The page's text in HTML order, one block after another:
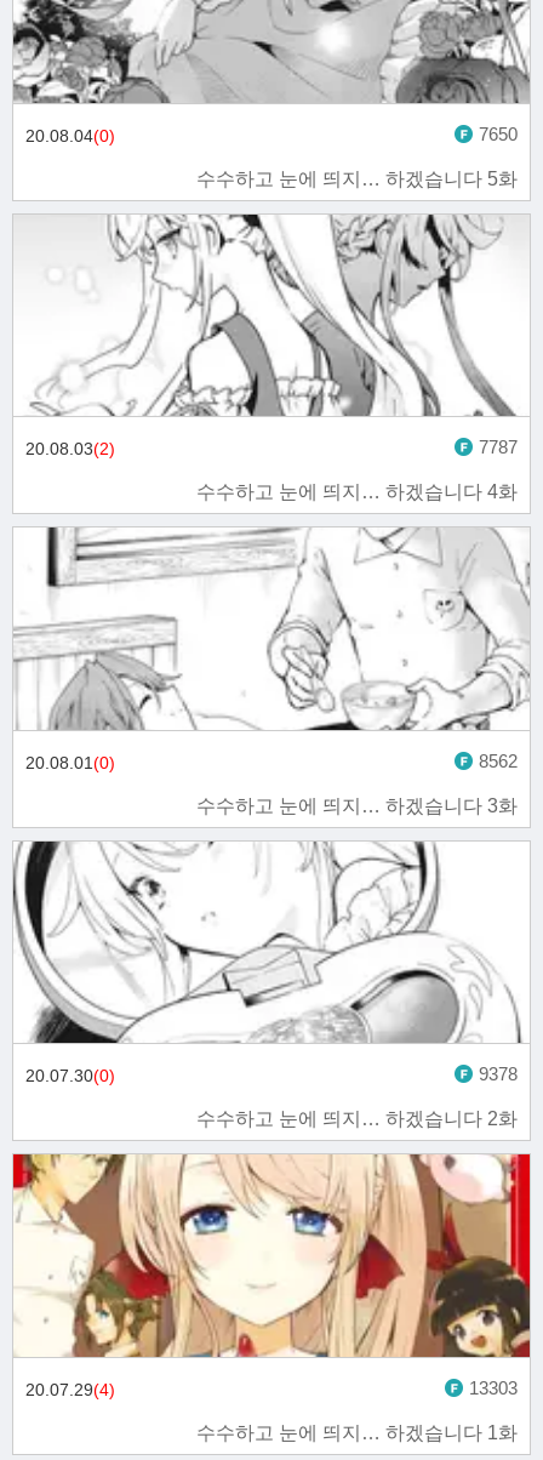
수수하고 눈에 띄지… 하겠습니다 5화
20.08.04(0) 7650
수수하고 눈에 띄지… 하겠습니다 4화
20.08.03(2) 7787
수수하고 눈에 띄지… 하겠습니다 3화
20.08.01(0) 8562
수수하고 눈에 띄지… 하겠습니다 2화
20.07.30(0) 9378
수수하고 눈에 띄지… 하겠습니다 1화
20.07.29(4) 13303